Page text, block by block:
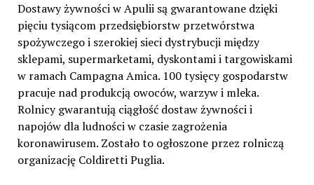
Dostawy żywności w Apulii są gwarantowane dzięki
pięciu tysiącom przedsiębiorstw przetwórstwa
spożywczego i szerokiej sieci dystrybucji między
sklepami, supermarketami, dyskontami i targowiskami
w ramach Campagna Amica. 100 tysięcy gospodarstw
pracuje nad produkcją owoców, warzyw i mleka.
Rolnicy gwarantują ciągłość dostaw żywności i
napojów dla ludności w czasie zagrożenia
koronawirusem. Zostało to ogłoszone przez rolniczą
organizację Coldiretti Puglia.